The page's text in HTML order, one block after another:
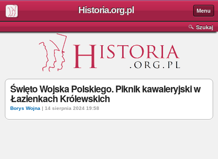
Historia.org.pl Menu
Szukaj
Święto Wojska Polskiego. Piknik kawaleryjski w
Łazienkach Królewskich
Borys Wojna | 14 sierpnia 2024 19:58